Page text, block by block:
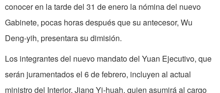
conocer en la tarde del 31 de enero la nómina del nuevo
Gabinete, pocas horas después que su antecesor, Wu
Deng-yih, presentara su dimisión.
Los integrantes del nuevo mandato del Yuan Ejecutivo, que
serán juramentados el 6 de febrero, incluyen al actual
ministro del Interior, Jiang Yi-huah, quien asumirá al cargo